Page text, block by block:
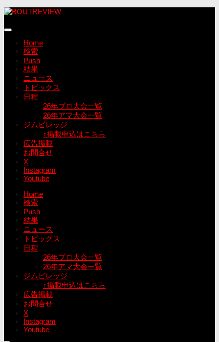
コ
テ
Home
検索
Push
結果
ニュース
トピックス
日程
26年プロ大会一覧
26年アマ大会一覧
ジムビレッジ
↑掲載申込はこちら
広告掲載
お問合せ
X
Instagram
Youtube
Home
検索
Push
結果
ニュース
トピックス
日程
26年プロ大会一覧
26年アマ大会一覧
ジムビレッジ
↑掲載申込はこちら
広告掲載
お問合せ
X
Instagram
Youtube